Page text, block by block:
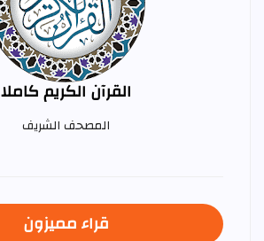
القرآن الكريم كاملا
المصحف الشريف
قراء مميزون